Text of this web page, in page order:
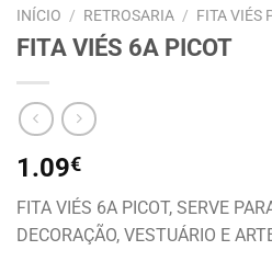
INÍCIO / RETROSARIA / FITA VIÉS
FITA VIÉS 6A PICOT
1.09€
FITA VIÉS 6A PICOT, SERVE
DECORAÇÃO, VESTUÁRIO E